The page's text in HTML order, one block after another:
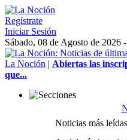
Regístrate
Iniciar Sesión
Sábado, 08 de Agosto de 2026
La Noción | Abiertas las
que...
Noticias más leídas